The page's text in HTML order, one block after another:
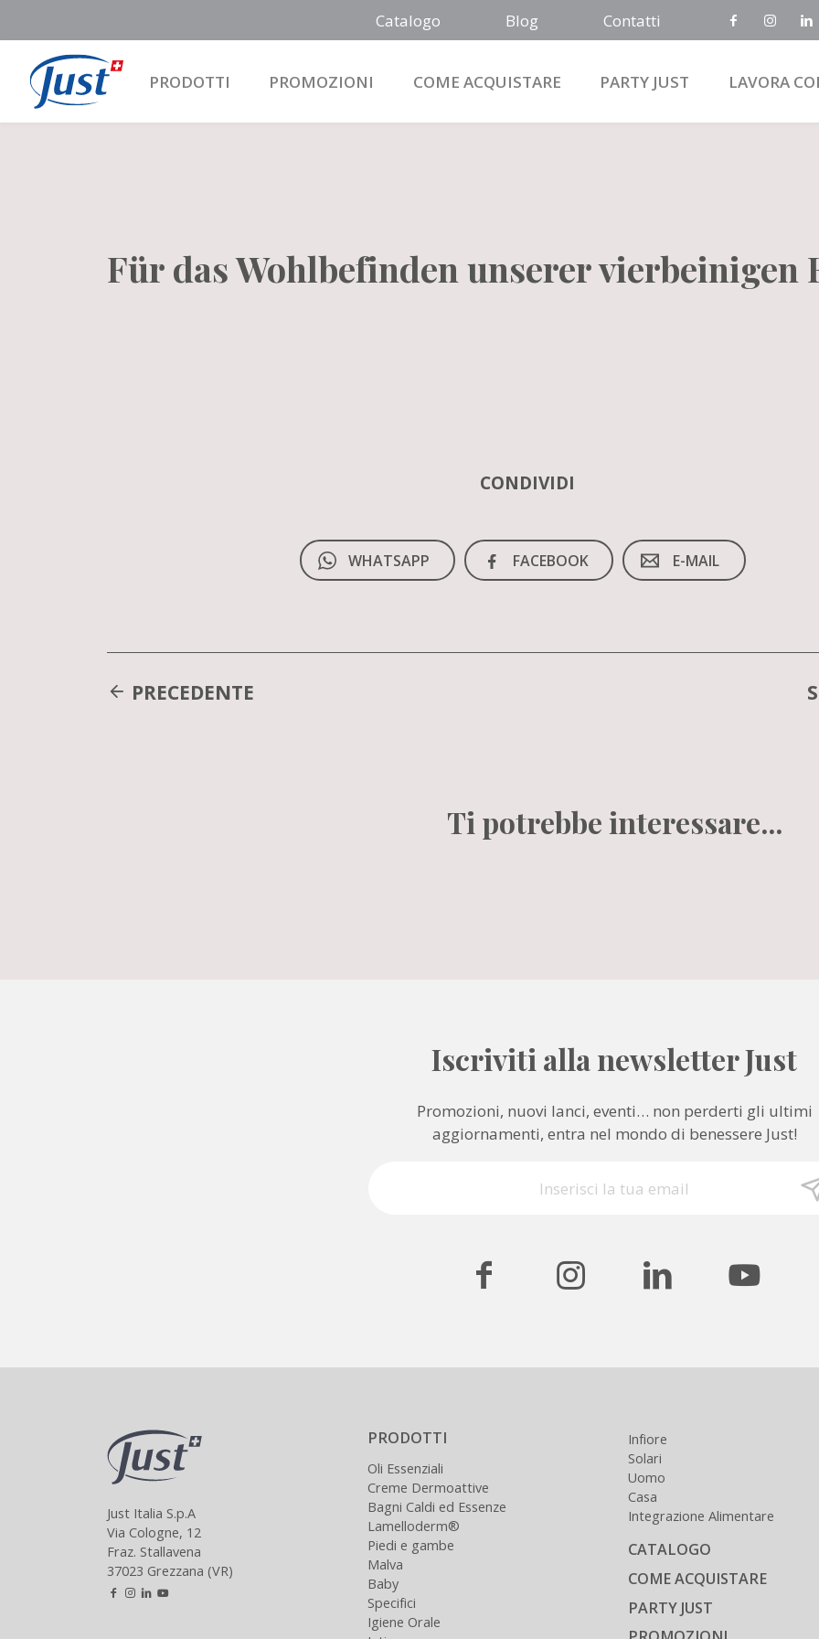
Catalogo Blog Contatti
Main Navigation
PRODOTTI PROMOZIONI COME ACQUISTARE PARTY JUST LAVORA
Für das Wohlbefinden unserer vierbeinigen
CONDIVIDI
WHATSAPP FACEBOOK E-MAIL
PRECEDENTE
Ti potrebbe interessare...
Iscriviti alla newsletter Just
Promozioni, nuovi lanci, eventi… non perderti gli ultimi
aggiornamenti, entra nel mondo di benessere Just!
Just Italia S.p.A
Via Cologne, 12
Fraz. Stallavena
37023 Grezzana (VR)
PRODOTTI
Oli Essenziali
Creme Dermoattive
Bagni Caldi ed Essenze
Lamelloderm®
Piedi e gambe
Malva
Baby
Specifici
Igiene Orale
Infiore
Solari
Uomo
Casa
Integrazione Alimentare
CATALOGO
COME ACQUISTARE
PARTY JUST